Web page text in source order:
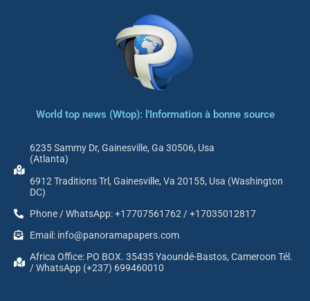
World top news (Wtop): l'Information à bonne source
6235 Sammy Dr, Gainesville, Ga 30506, Usa
(Atlanta)
6912 Traditions Trl, Gainesville, Va 20155, Usa (Washington
DC)
Phone / WhatsApp: +17707561762 / +17035012817
Email: info@panoramapapers.com
Africa Office: PO BOX. 35435 Yaoundé-Bastos, Cameroon Tél.
/ WhatsApp (+237) 699460010